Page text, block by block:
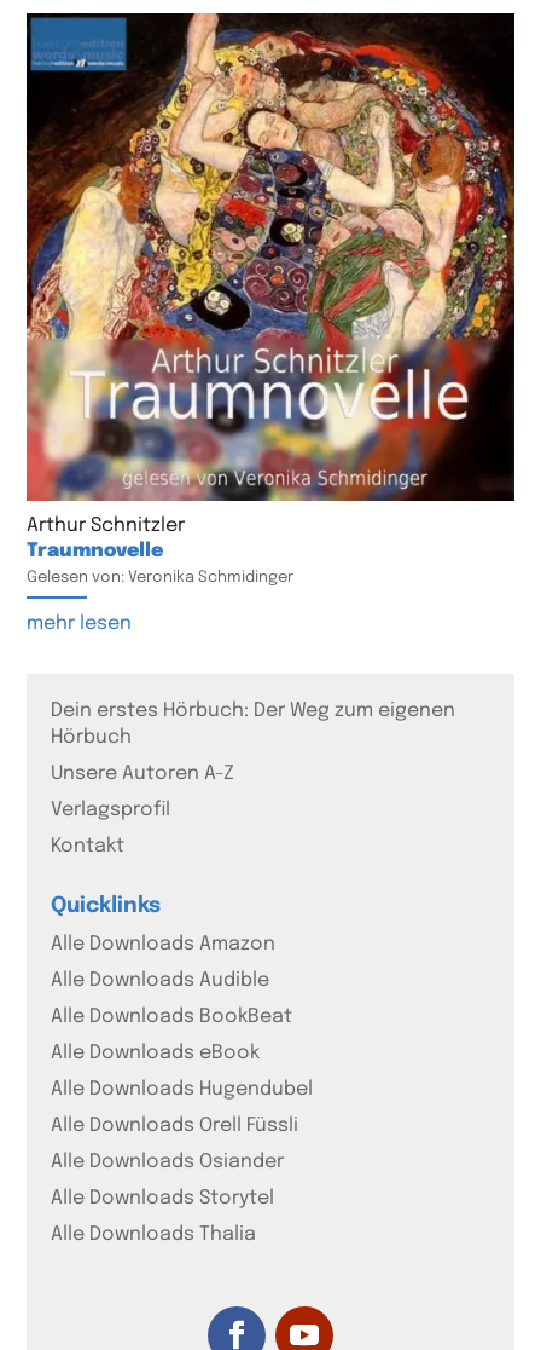
Arthur Schnitzler
Traumnovelle
Gelesen von: Veronika Schmidinger
mehr lesen
Dein erstes Hörbuch: Der Weg zum eigenen
Hörbuch
Unsere Autoren A-Z
Verlagsprofil
Kontakt
Quicklinks
Alle Downloads Amazon
Alle Downloads Audible
Alle Downloads BookBeat
Alle Downloads eBook
Alle Downloads Hugendubel
Alle Downloads Orell Füssli
Alle Downloads Osiander
Alle Downloads Storytel
Alle Downloads Thalia